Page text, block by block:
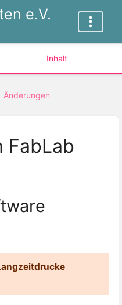
e.V.
Inhalt
Änderungen
FabLab